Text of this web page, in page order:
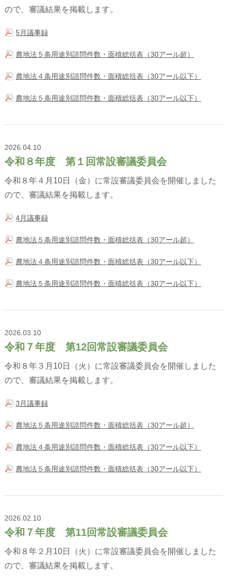
ので、審議結果を掲載します。
5月議事録
農地法５条用途別諮問件数・面積総括表（30アール超）
農地法４条用途別諮問件数・面積総括表（30アール以下）
農地法５条用途別諮問件数・面積総括表（30アール以下）
2026.04.10
令和８年度 第１回常設審議委員会
令和８年４月10日（金）に常設審議委員会を開催しました
ので、審議結果を掲載します。
4月議事録
農地法５条用途別諮問件数・面積総括表（30アール超）
農地法４条用途別諮問件数・面積総括表（30アール以下）
農地法５条用途別諮問件数・面積総括表（30アール以下）
2026.03.10
令和７年度 第12回常設審議委員会
令和８年３月10日（火）に常設審議委員会を開催しました
ので、審議結果を掲載します。
3月議事録
農地法５条用途別諮問件数・面積総括表（30アール超）
農地法４条用途別諮問件数・面積総括表（30アール以下）
農地法５条用途別諮問件数・面積総括表（30アール以下）
2026.02.10
令和７年度 第11回常設審議委員会
令和８年２月10日（火）に常設審議委員会を開催しました
ので、審議結果を掲載します。